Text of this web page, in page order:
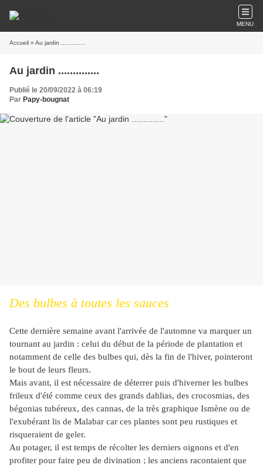
MENU
Accueil » Au jardin ..............
Au jardin ..............
Publié le 20/09/2022 à 06:19
Par Papy-bougnat
Des bulbes à toutes les sauces
Cette dernière semaine avant l'arrivée de l'automne va marquer un
tournant au jardin : celui du début de la période de plantation et
notamment de celle des bulbes qui, dès la fin de l'hiver, pointeront
le bout de leurs fleurs.
Mais avant, il est nécessaire de déterrer puis d'hiverner les bulbes
frileux d'été comme ceux des grands dahlias, des crocosmias, des
bégonias tubéreux, des cannas, de la très graphique Ismène ou de
l'exubérant lis de Malabar car ces plantes sont peu rustiques et
risqueraient de geler.
Au potager, il est temps de récolter les derniers oignons et d'en
profiter pour faire peu de divination ; les anciens racontaient que